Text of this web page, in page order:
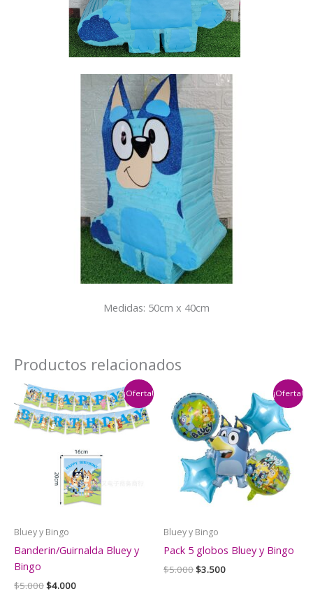
Medidas: 50cm x 40cm
Productos relacionados
¡Oferta!
Bluey y Bingo
Banderin/Guirnalda Bluey y
Bingo
$5.000El
$4.000El
¡Oferta!
Bluey y Bingo
Pack 5 globos Bluey y Bingo
$5.000El
$3.500El